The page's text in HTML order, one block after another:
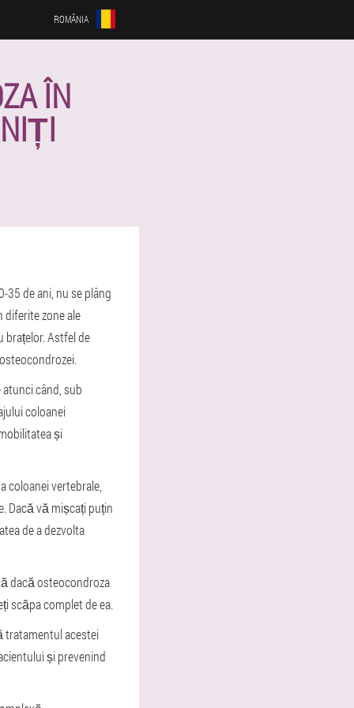
ROMÂNIA
ÎN
35 de ani, nu se plâng
diferite zone ale
brațelor. Astfel de
când, sub
coloanei
și
coloanei vertebrale,
Dacă vă mișcați puțin
de a dezvolta
dacă osteocondroza
scăpa complet de ea.
tratamentul acestei
și prevenind